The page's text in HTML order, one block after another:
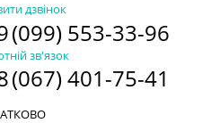
дзвінок
(099) 553-33-96
зв'язок
(067) 401-75-41